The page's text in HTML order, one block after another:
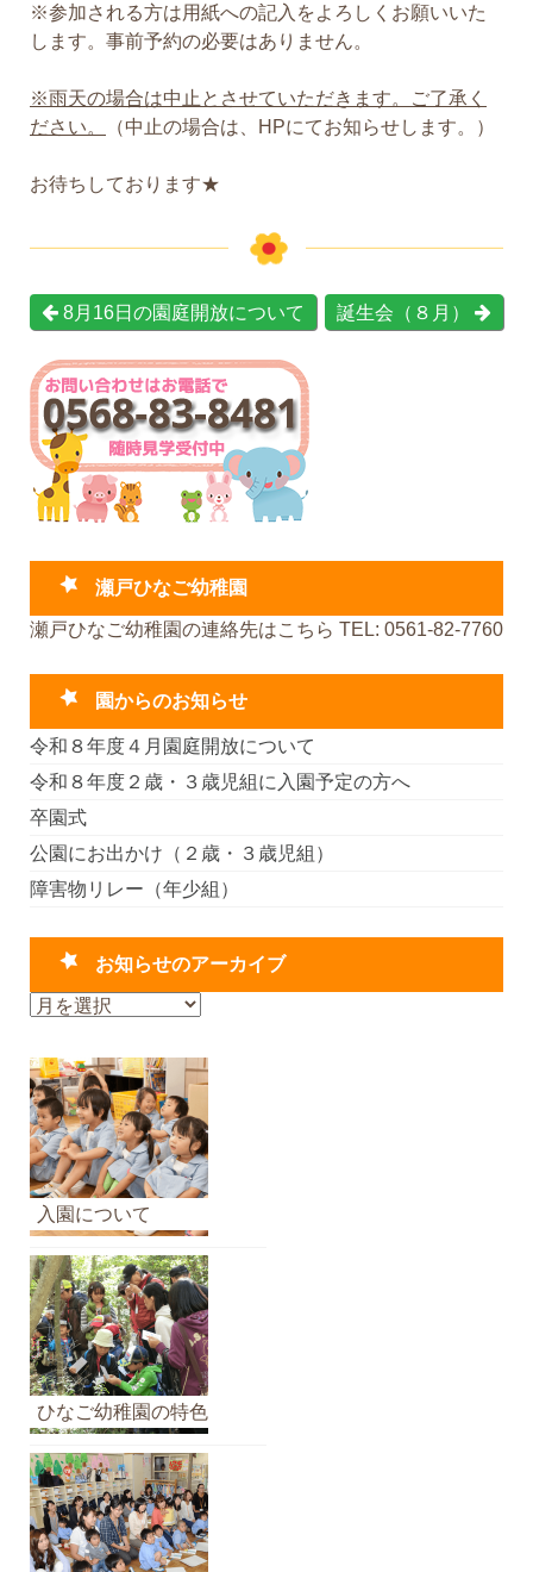
※参加される方は用紙への記入をよろしくお願いいた
します。事前予約の必要はありません。
※雨天の場合は中止とさせていただきます。ご了承く
ださい。
（中止の場合は、HPにてお知らせします。）
お待ちしております★
8月16日の園庭開放について 誕生会（８月）
瀬戸ひなご幼稚園
瀬戸ひなご幼稚園の連絡先はこちら TEL: 0561-82-7760
園からのお知らせ
令和８年度４月園庭開放について
令和８年度２歳・３歳児組に入園予定の方へ
卒園式
公園にお出かけ（２歳・３歳児組）
障害物リレー（年少組）
お知らせのアーカイブ
お
ら
せ
の
ア
ー
カ
イ
ブ
入園について
ひなご幼稚園の特色